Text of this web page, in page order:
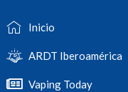
Inicio
ARDT Iberoamérica
Vaping Today